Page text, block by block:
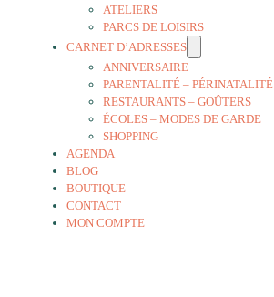
ATELIERS
PARCS DE LOISIRS
CARNET D’ADRESSES
ANNIVERSAIRE
PARENTALITÉ – PÉRINATALITÉ
RESTAURANTS – GOÛTERS
ÉCOLES – MODES DE GARDE
SHOPPING
AGENDA
BLOG
BOUTIQUE
CONTACT
MON COMPTE